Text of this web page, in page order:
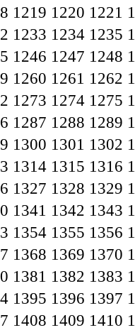
1219 1220 1221
1233 1234 1235
1246 1247 1248
1260 1261 1262
1273 1274 1275
1287 1288 1289
1300 1301 1302
1314 1315 1316
1327 1328 1329
1341 1342 1343
1354 1355 1356
1368 1369 1370
1381 1382 1383
1395 1396 1397
1408 1409 1410